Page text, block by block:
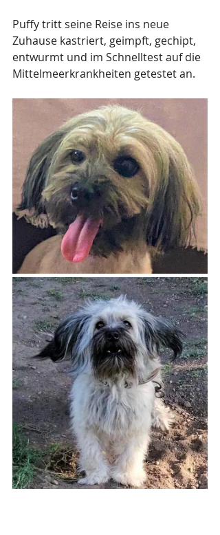
Puffy tritt seine Reise ins neue
Zuhause kastriert, geimpft, gechipt,
entwurmt und im Schnelltest auf die
Mittelmeerkrankheiten getestet an.